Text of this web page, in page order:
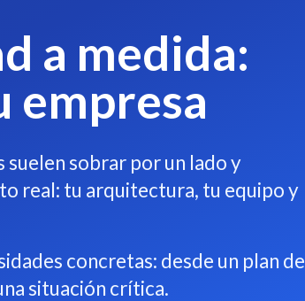
a medida:
empresa
suelen sobrar por un lado y
real: tu arquitectura, tu equipo y
concretas: desde un plan de
situación crítica.